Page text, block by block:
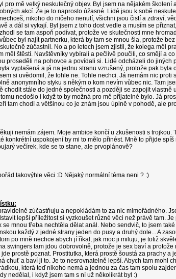
pro mě velký neskutečný objev. Byl jsem na nějakém školení
akcí. Že je to naprosto úžasné. Lidé jsou k sobě
nikoho do ničeho nenutí, všichni jsou čistí a zdraví,
a dál si vykají. Byl jsem z toho dost vedle a musím se
se tam aspoň podívat, protože ve skutečnosti mne
byl najít partnerku, která by tam se mnou šla, protože
zúčastnil. No a po letech jsem zjistil, že kolega měl
měl štěstí. Navštěvníky vybírali a pečlivě poučili, co smějí a
proseděli na pohovce a povídali si. Lidé odcházeli do jiných
vyplašená a já na jednu stranu vzrušený, protože pak byla
si uvědomil, že tohle ne. Tohle nechci. Já nemám nic proti
anonymního styku s někým o kom nevím vůbec nic. Tam
chodit stále do jedné společnosti a později se zapojit vlastně
nedošlo i když to by možná pro mě přijatelné bylo. Já
tam chodí a většinou co je znám jsou úplně v pohodě, ale
nemám zájem. Moje ambice končí u zkušenosti s trojkou.
konkrétní uspokojení by mi to mělo přinést. Mně to přijde
večírek, kde se to stane, ale prvoplánově?
takovýhle věci :D Nějaký normální téma neni ? :)
zúčastňuju a nepokládám to za nic mimořádného.
lepší příležitost si vyzkoušet různé věci než právě tam.
se mnou třeba nechtěla dělat anál. Nebo sendvič, to jsem
každý z jedné strany jeden do pusy a druhý dole... A
po mně nechce abych jí říkal, jak moc ji miluju, je totiž
swingers tam jdou dobrovolně, protože je sex baví a
prostě poznat. Prostitutka, která prostě šoustá za prachy a
chuť a baví ji to. Je to nesrovnatelně lepší. Abych tam mohl
která teď nikoho nemá a jednou za čas tam spolu
nedělal, i když jsem tam s ní už několikrát byl :)